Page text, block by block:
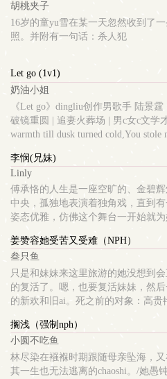
多视角、带剧qing的校园H文，每条
谁的主要故事。除旖旎线是双视角
女主是真ai，但是男主有大量外遇，
胡桃夹子
16岁的童yu雪在某一天忽然收到了
照。并附有一句话：杀人犯
Let go (1v1)
奶油小姐
《Let go》dingliu创作男歌手 陆景
破镜重圆 | 追妻火葬场 | 男c女c文学
warmth till dusk turned cold,You stole
星光横亘，我们只能放手。完整简
陆景霆遇见才女苏清禾。她饱读西
qing曲《You Take My Breath Away
此唯一的初恋。re恋时，陆景霆凭
司赏识，迎来国际出dao机会。然而
霆则跃升国际dingliu歌手。重逢时
闭。曾经的放手，是年少无奈；如
此。岁月最终给出的答案，是再次
Nancy Kwai的? Let Go 和 You Take
李悯(兄妹)
Linly
傅承恪的人生是一座空旷的、金碧
中央，孤独地表演着独角戏，直到
姿态优雅，仿佛这个舞台一开始就
qing是1v1的，有别的男xing包括但
qing，所以我觉得书名标兄妹没问题
慢
姜赞容她受苦又受难（NPH）
叁只鱼
只是和妹妹来这里旅游的她没想到
的复活了。嗯，也要复活妹妹，然
的新欢和旧ai。死之前的对象：高
等
搁浅（强制nph）
小圆不吃鱼
林尽染在襁褓时期跟随母亲坠海，
其一生也无法逃离的chaoshi。/她愚